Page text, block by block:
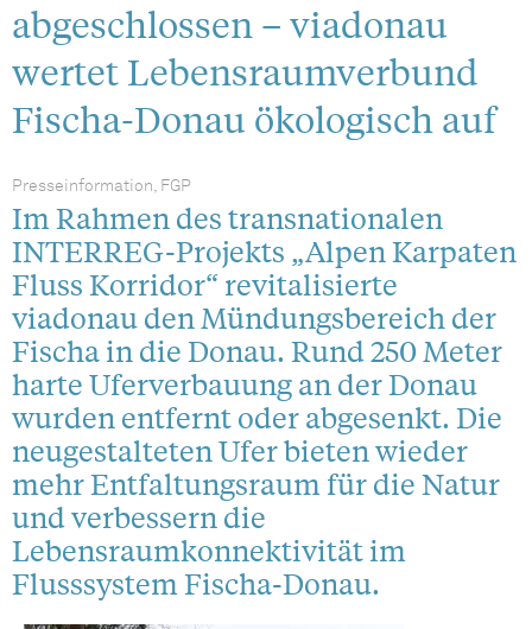
abgeschlossen – viadonau
wertet Lebensraumverbund
Fischa-Donau ökologisch auf
Presseinformation, FGP
Im Rahmen des transnationalen
INTERREG-Projekts „Alpen Karpaten
Fluss Korridor“ revitalisierte
viadonau den Mündungsbereich der
Fischa in die Donau. Rund 250 Meter
harte Uferverbauung an der Donau
wurden entfernt oder abgesenkt. Die
neugestalteten Ufer bieten wieder
mehr Entfaltungsraum für die Natur
und verbessern die
Lebensraumkonnektivität im
Flusssystem Fischa-Donau.